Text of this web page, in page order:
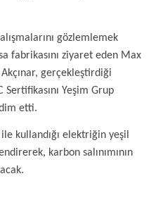
gözlemlemek
fabrikasını ziyaret eden Max
gerçekleştirdiği
Yeşim Grup
etti.
kullandığı elektriğin yeşil
karbon salınımının